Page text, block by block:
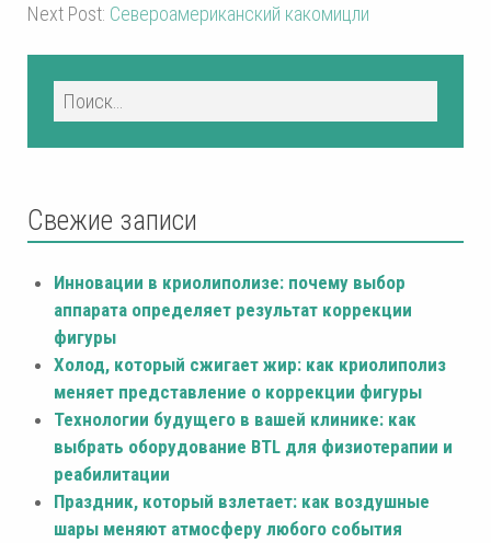
Next Post: Североамериканский какомицли
Свежие записи
Инновации в криолиполизе: почему выбор
аппарата определяет результат коррекции
фигуры
Холод, который сжигает жир: как криолиполиз
меняет представление о коррекции фигуры
Технологии будущего в вашей клинике: как
выбрать оборудование BTL для физиотерапии и
реабилитации
Праздник, который взлетает: как воздушные
шары меняют атмосферу любого события